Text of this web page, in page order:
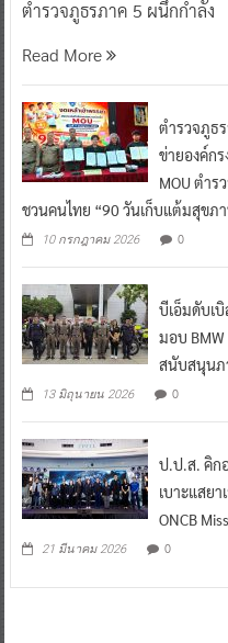
ตำรวจภูธรภาค 5 ผนึกกำลัง
Read More
ตำรวจภูธ
ข่ายองค์ก
MOU ตำร
ชวนคนไทย “90 วันเก็บแต้มสุขภ
10 กรกฎาคม 2026 0
บีเอ็มดับเ
มอบ
สนับสนุนภ
13 มิถุนายน 2026 0
ป.ป.ส. คิก
เบาะแสย
ONCB
21 มีนาคม 2026 0